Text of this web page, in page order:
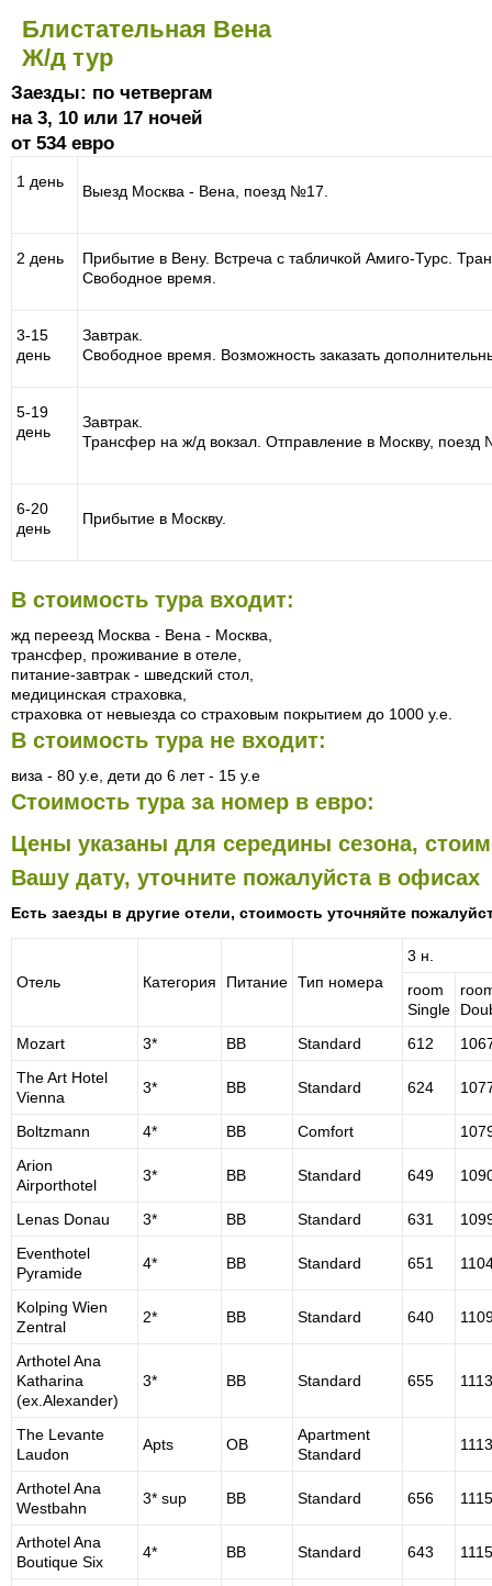
Блистательная Вена
Ж/д тур
Заезды: по четвергам
на 3, 10 или 17 ночей
от 534 евро
1 день
Выезд Москва - Вена, поезд №17.
2 день
Прибытие в Вену. Встреча с табличкой Амиго-Турс.
Свободное время.
3-15
день
Завтрак.
Свободное время. Возможность заказать
5-19
день
Завтрак.
Трансфер на ж/д вокзал. Отправление в Москву, поезд
6-20
день
Прибытие в Москву.
В стоимость тура входит:
жд переезд Москва - Вена - Москва,
трансфер, проживание в отеле,
питание-завтрак - шведский стол,
медицинская страховка,
страховка от невыезда со страховым покрытием до 1000 у.е.
В стоимость тура не входит:
виза - 80 у.е, дети до 6 лет - 15 y.e
Стоимость тура за номер в евро:
Цены указаны для середины сезона,
Вашу дату, уточните пожалуйста в офисах
Есть заезды в другие отели, стоимость уточняйте
Отель Категория Питание Тип номера
3 н.
room
Single
Mozart
3* BB Standard 612
The Art Hotel
Vienna
3* BB Standard 624
Boltzmann 4* BB Comfort
Arion
Airporthotel
3* BB Standard 649
Lenas Donau 3* BB Standard 631
Eventhotel
Pyramide
4* BB Standard 651
Kolping Wien
Zentral
2* BB Standard 640
Arthotel Ana
Katharina
(ex.Alexander)
3* BB Standard 655 1113
The Levante
Laudon
Apts OB
Apartment
Standard
1113
Arthotel Ana
Westbahn
3* sup BB Standard 656 1115
Arthotel Ana
Boutique Six
4* BB Standard 643 1115